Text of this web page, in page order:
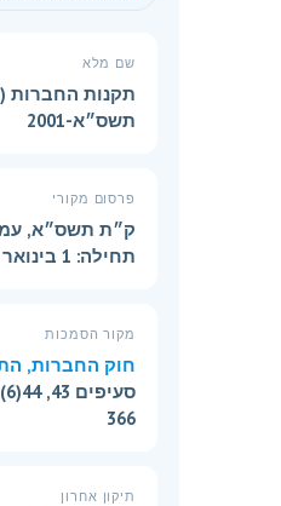
שם מלא
תקנות החברות
תשס״א-2001
פרסום מקורי
תחילה: 1 בינואר 2001
מקור הסמכות
חוק החברות,
366
תיקון אחרון